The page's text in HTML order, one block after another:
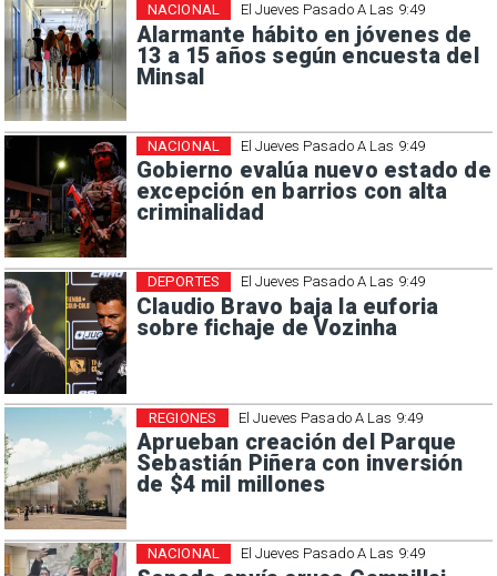
El Jueves Pasado A Las 9:49
Alarmante hábito en jóvenes de
13 a 15 años según encuesta del
Minsal
NACIONAL
El Jueves Pasado A Las 9:49
Gobierno evalúa nuevo estado de
excepción en barrios con alta
criminalidad
NACIONAL
El Jueves Pasado A Las 9:49
Claudio Bravo baja la euforia
sobre fichaje de Vozinha
DEPORTES
El Jueves Pasado A Las 9:49
Aprueban creación del Parque
Sebastián Piñera con inversión
de $4 mil millones
REGIONES
El Jueves Pasado A Las 9:49
NACIONAL